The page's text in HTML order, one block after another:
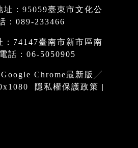
址：95059臺東市文化公
：089-233466
：74147臺南市新市區南
話：06-5050905
Chrome最新版╱
隱私權保護政策 |